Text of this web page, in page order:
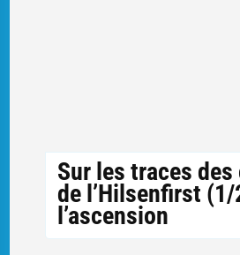
Sur les traces
de l’Hilsenfirst
l’ascension